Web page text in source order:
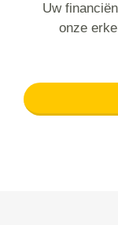
Uw
onze